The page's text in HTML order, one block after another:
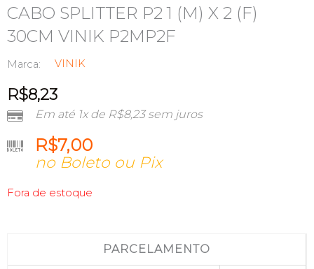
CABO SPLITTER P2 1 (M) X 2 (F)
30CM VINIK P2MP2F
Marca: VINIK
R$8,23
Em até 1x de R$8,23sem juros
R$7,00
no Boleto ou Pix
Fora de estoque
PARCELAMENTO